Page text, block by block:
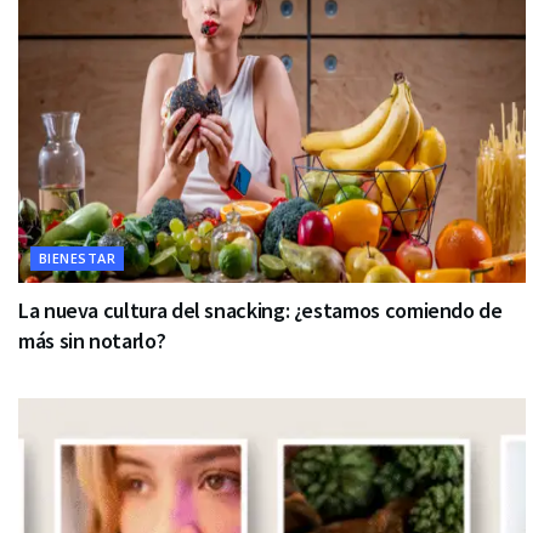
BIENESTAR
La nueva cultura del snacking: ¿estamos comiendo de
más sin notarlo?